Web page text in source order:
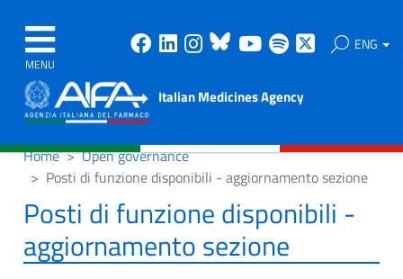
MENU
Facebook
Linkedin
Instagram
Bluesky
Youtube
Spotify ENG
Italian Medicines Agency
Home
Open governance
Posti di funzione disponibili - aggiornamento sezione
Posti di funzione disponibili -
aggiornamento sezione